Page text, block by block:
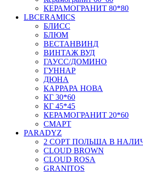
КЕРАМОГРАНИТ 80*80
LBCERAMICS
БЛИСС
БЛЮМ
ВЕСТАНВИНД
ВИНТАЖ ВУД
ГАУСС/ДОМИНО
ГУННАР
ДЮНА
КАРРАРА НОВА
КГ 30*60
КГ 45*45
КЕРАМОГРАНИТ 20*60
СМАРТ
PARADYZ
2 СОРТ ПОЛЬША В
CLOUD BROWN
CLOUD ROSA
GRANITOS